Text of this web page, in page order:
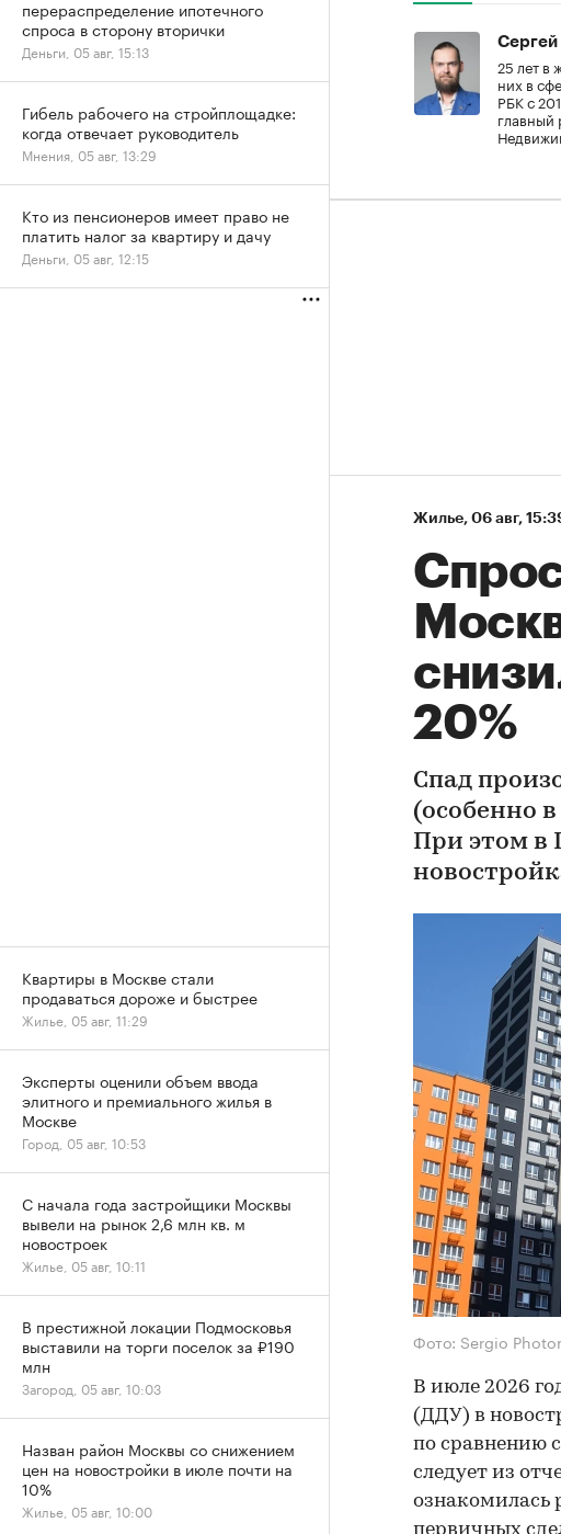
Сергей
25 лет в
них в
РБК с
главный
Жилье⁠, 06 авг,
20%
Спад
(особенно
При этом в
Фото: Sergio
В июле 2026
(ДДУ) в
по сравнению
следует из
ознакомилась
перераспределение ипотечного
спроса в сторону вторички
Деньги, 05 авг, 15:13
Гибель рабочего на стройплощадке:
когда отвечает руководитель
Мнения, 05 авг, 13:29
Кто из пенсионеров имеет право не
платить налог за квартиру и дачу
Деньги, 05 авг, 12:15
Квартиры в Москве стали
продаваться дороже и быстрее
Жилье, 05 авг, 11:29
Эксперты оценили объем ввода
элитного и премиального жилья в
Москве
Город, 05 авг, 10:53
С начала года застройщики Москвы
вывели на рынок 2,6 млн кв. м
новостроек
Жилье, 05 авг, 10:11
В престижной локации Подмосковья
выставили на торги поселок за ₽190
млн
Загород, 05 авг, 10:03
Назван район Москвы со снижением
цен на новостройки в июле почти на
10%
Жилье, 05 авг, 10:00